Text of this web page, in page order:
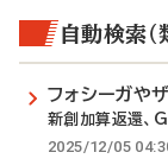
自動検索（
フォシーガや
新創加算返還、
2025/12/05